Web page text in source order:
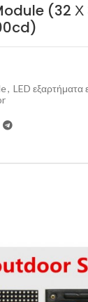
(32
, LED εξαρτήματα